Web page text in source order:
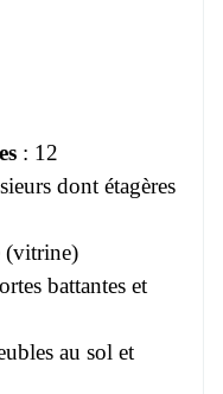
: 12
dont étagères
(vitrine)
battantes et
au sol et